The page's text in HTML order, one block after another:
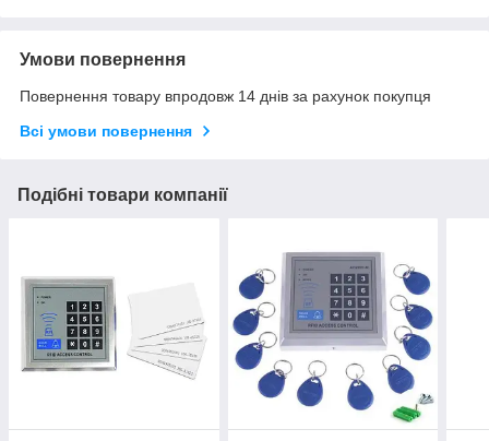
Умови повернення
Повернення товару впродовж 14 днів за рахунок покупця
Всі умови повернення
Подібні товари компанії